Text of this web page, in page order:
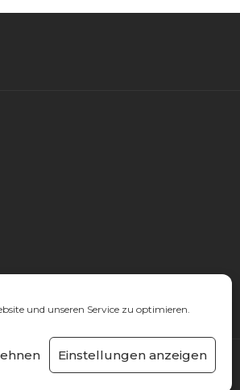
und unseren Service zu optimieren.
Einstellungen anzeigen